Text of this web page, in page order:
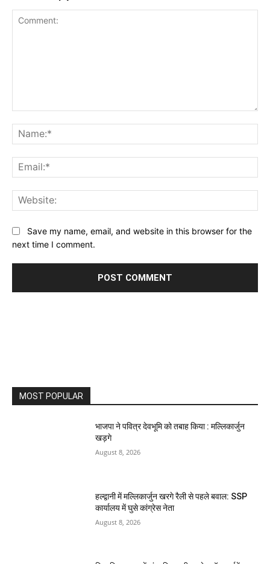
Save my name, email, and website in this browser for the
next time I comment.
MOST POPULAR
भाजपा ने पवित्र देवभूमि को तबाह किया : मल्लिकार्जुन
खड़गे
August 8, 2026
हल्द्वानी में मल्लिकार्जुन खरगे रैली से पहले बवाल: SSP
कार्यालय में घुसे कांग्रेस नेता
August 8, 2026